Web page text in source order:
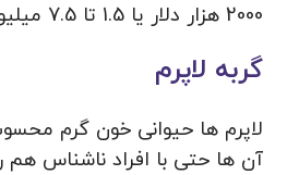
2000 هزار دلار یا 1.5 تا 7.5 میلیون تومان هزینه کنید.
گربه لاپرم
لاپرم ها حیوانی خون گرم
آن ها حتی با افراد ناشناس هم